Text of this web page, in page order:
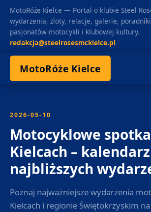
MotoRóże Kielce — Portal o klubie Steel
wydarzenia, zloty, relacje, galerie,
pasjonatów motocykli i klubowej kultury.
redakcja@steelrosesmckielce.pl
MotoRóże Kielce
2026-05-10
Motocyklowe
Kielcach – kalendarz
najbliższych
Poznaj najważniejsze wydarzenia
Kielcach i regionie Świętokrzyskim